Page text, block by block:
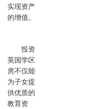
实现资产
的增值。
投资
英国学区
房不仅能
为子女提
供优质的
教育资